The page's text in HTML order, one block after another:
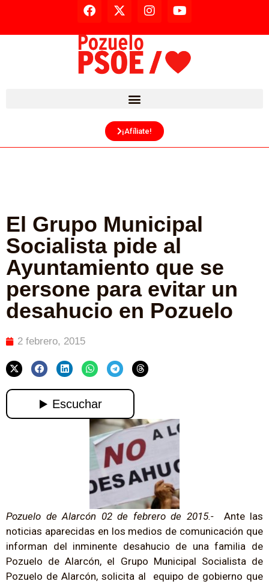
¡Afíliate!
El Grupo Municipal
Socialista pide al
Ayuntamiento que se
persone para evitar un
desahucio en Pozuelo
2 febrero, 2015
Pozuelo de Alarcón 02 de febrero de 2015.-
Ante las
noticias aparecidas en los medios de comunicación que
informan del inminente desahucio de una familia de
Pozuelo de Alarcón, el Grupo Municipal Socialista de
Pozuelo de Alarcón, solicita al equipo de gobierno que